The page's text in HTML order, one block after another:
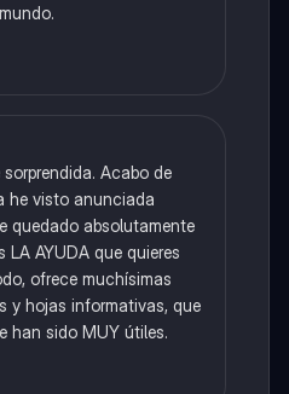
Acabo de
he visto anunciada
quedado absolutamente
AYUDA que quieres
ofrece muchísimas
y hojas informativas, que
han sido MUY útiles.